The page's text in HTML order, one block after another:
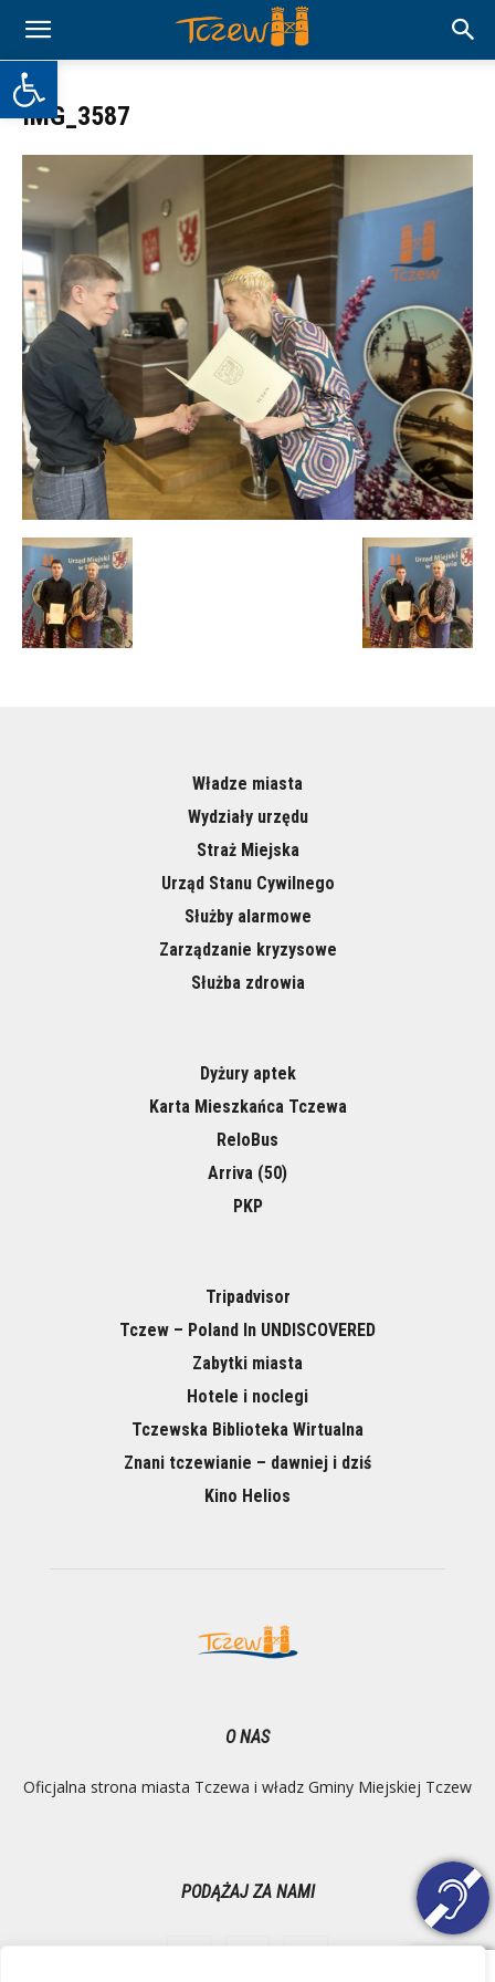
Otwórz pasek narzędzi
IMG_3587
Władze miasta
Wydziały urzędu
Straż Miejska
Urząd Stanu Cywilnego
Służby alarmowe
Zarządzanie kryzysowe
Służba zdrowia
Dyżury aptek
Karta Mieszkańca Tczewa
ReloBus
Arriva (50)
PKP
Tripadvisor
Tczew – Poland In UNDISCOVERED
Zabytki miasta
Hotele i noclegi
Tczewska Biblioteka Wirtualna
Znani tczewianie – dawniej i dziś
Kino Helios
O NAS
Oficjalna strona miasta Tczewa i władz Gminy Miejskiej Tczew
PODĄŻAJ ZA NAMI